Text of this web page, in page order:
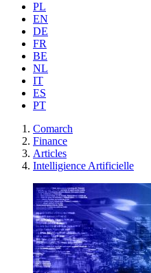
PL
EN
DE
FR
BE
NL
IT
ES
PT
Comarch
Finance
Articles
Intelligience Artificielle